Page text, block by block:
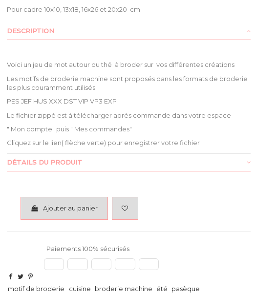
Pour cadre 10x10, 13x18, 16x26 et 20x20 cm
DESCRIPTION
Voici un jeu de mot autour du thé à broder sur vos différentes créations
Les motifs de broderie machine sont proposés dans les formats de broderie
les plus couramment utilisés
PES JEF HUS XXX DST VIP VP3 EXP
Le fichier zippé est à télécharger après commande dans votre espace
" Mon compte" puis " Mes commandes"
Cliquez sur le lien( flèche verte) pour enregistrer votre fichier
DÉTAILS DU PRODUIT
Ajouter au panier
Paiements 100% sécurisés
motif de broderie cuisine broderie machine été pasèque